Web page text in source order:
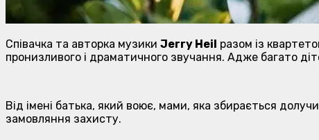
Співачка та авторка музики Jerry Heil разом із
пронизливого і драматичного звучання. Адже багато
Від імені батька, який воює, мами, яка збирається
замовляння захисту.